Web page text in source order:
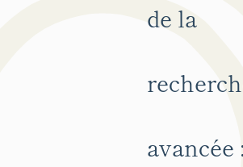
de la
avancée :